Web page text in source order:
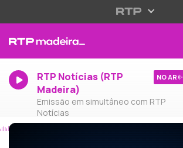
RTP Notícias (RTP
Madeira)
Emissão em simultâneo com RTP
Notícias
NO AR